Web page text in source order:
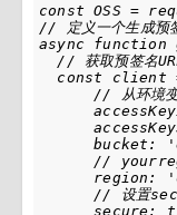
const OSS =
// 定义一个生成预
async function
// 获取预签名
const client
// 从环境
bucket:
//
region:
// 设置
secure: